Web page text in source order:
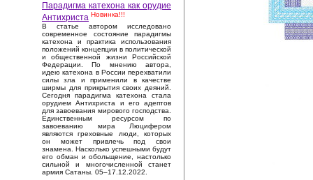
Парадигма катехона как орудие
Антихриста Новинка!!!
В статье автором исследовано
современное состояние парадигмы
катехона и практика использования
положений концепции в политической
и общественной жизни Российской
Федерации. По мнению автора,
идею катехона в России перехватили
силы зла и применили в качестве
ширмы для прикрытия своих деяний.
Сегодня парадигма катехона стала
орудием Антихриста и его адептов
для завоевания мирового господства.
Единственным ресурсом по
завоеванию мира Люцифером
являются греховные люди, которых
он может привлечь под свои
знамена. Насколько успешными будут
его обман и обольщение, настолько
сильной и многочисленной станет
армия Сатаны. 05–17.12.2022.